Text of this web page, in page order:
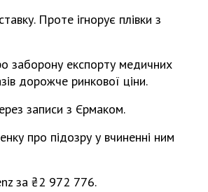
Проте ігнорує плівки з
заборону експорту медичних
дорожче ринкової ціни.
записи з Єрмаком.
про підозру у вчиненні ним
за ₴2 972 776.